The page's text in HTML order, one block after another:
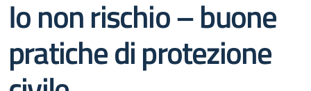
Io non rischio – buone
pratiche di protezione